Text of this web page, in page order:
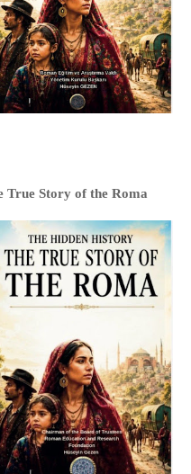
Story of the Roma